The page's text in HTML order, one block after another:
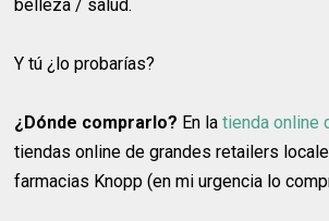
belleza / salud.
Y tú ¿lo probarías?
¿Dónde comprarlo? En latienda online
tiendas online de grandes retailers
farmacias Knopp (en mi urgencia lo